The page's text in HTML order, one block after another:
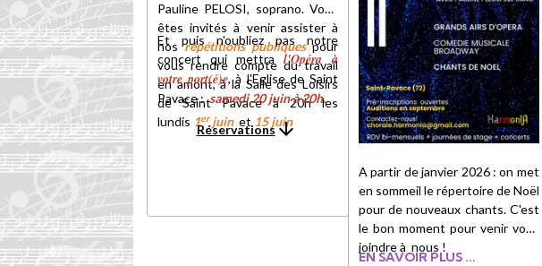
Pauline PELOSI, soprano. Vous
êtes invités à venir assister à
nosrépétitions publiquespour
vous rendre compte du travail
en amont, à la Salle des Loisirs
de Saint Pavace à 20h les
lundis 1erjuin et15 juin
Et puis n'oubliez pas notre
concert qui mettra l'Opéra à
votre port(é)e, à l'Eglise de Saint
Pavace :samedi 20 juin à 20h.
Réservations
A partir de janvier 2026 : on met
en sommeil le répertoire de Noël
pour de nouveaux chants. C'est
le bon moment pour venir vous
joindre à nous !
EN SAVOIR PLUS ...